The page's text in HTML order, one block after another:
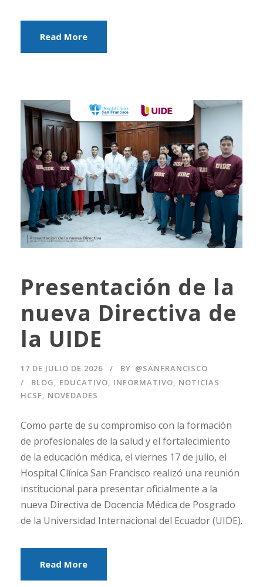
Read More
Presentación de la
nueva Directiva de
la UIDE
17 DE JULIO DE 2026 BY @SANFRANCISCO
BLOG, EDUCATIVO, INFORMATIVO, NOTICIAS
HCSF, NOVEDADES
Como parte de su compromiso con la formación
de profesionales de la salud y el fortalecimiento
de la educación médica, el viernes 17 de julio, el
Hospital Clínica San Francisco realizó una reunión
institucional para presentar oficialmente a la
nueva Directiva de Docencia Médica de Posgrado
de la Universidad Internacional del Ecuador (UIDE).
Read More